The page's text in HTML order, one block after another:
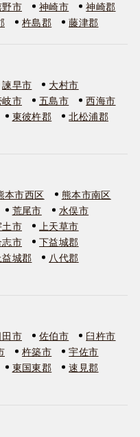
市 神崎市
神崎郡
杵島郡 藤津郡
諫早市
大村市
市 五島市
西海市
東彼杵郡
北松浦郡
本市西区
熊本市南区
荒尾市
水俣市
市
上天草市
市
下益城郡
益城郡
八代郡
田市 佐伯市
臼杵市
杵築市
宇佐市
東国東郡
速見郡